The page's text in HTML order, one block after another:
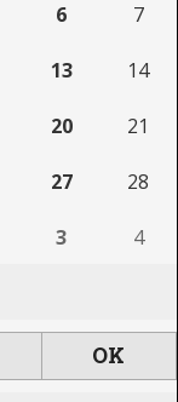
6 7
13 14
20 21
27 28
3 4